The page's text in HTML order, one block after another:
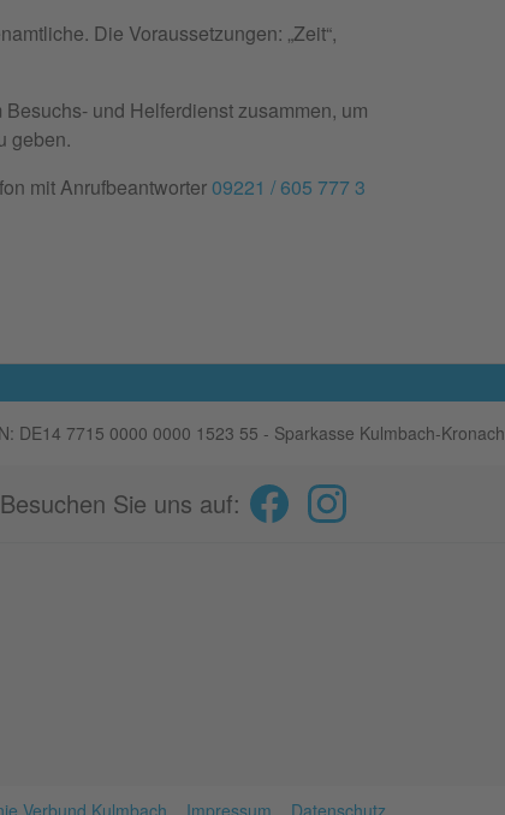
Die Voraussetzungen: „Zeit“,
und Helferdienst zusammen, um
geben.
mit Anrufbeantworter 09221 / 605 777 3
DE14 7715 0000 0000 1523 55 - Sparkasse Kulmbach-Kronach
Besuchen Sie uns auf: